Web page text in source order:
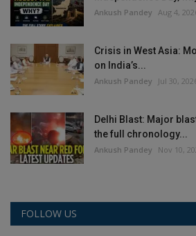
Ankush Pandey Aug 4,
Crisis in West Asia:
on India’s...
Ankush Pandey Jul 30,
Delhi Blast: Major
the full chronology...
Ankush Pandey Nov 10,
FOLLOW US